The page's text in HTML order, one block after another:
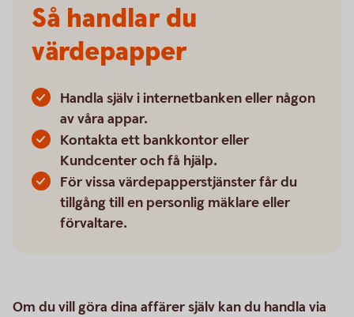
Så handlar du
värdepapper
Handla själv i internetbanken eller någon
av våra appar.
Kontakta ett bankkontor eller
Kundcenter och få hjälp.
För vissa värdepapperstjänster får du
tillgång till en personlig mäklare eller
förvaltare.
Om du vill göra dina affärer själv kan du handla via